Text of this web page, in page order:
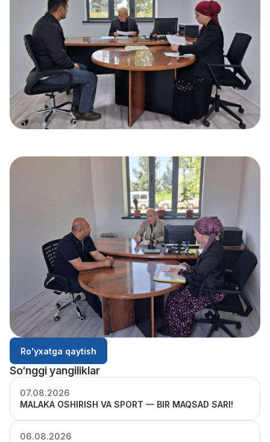
Ro'yxatga qaytish
So‘nggi yangiliklar
07.08.2026
MALAKA OSHIRISH VA SPORT — BIR MAQSAD SARI!
06.08.2026